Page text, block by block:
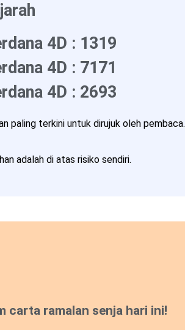
4D : 1319
4D : 7171
4D : 2693
paling terkini untuk dirujuk oleh pembaca.
adalah di atas risiko sendiri.
carta ramalan senja hari ini!